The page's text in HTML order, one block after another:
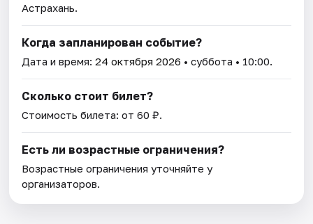
Астрахань.
Когда запланирован событие?
Дата и время:24 октября 2026 • суббота • 10:00.
Сколько стоит билет?
Стоимость билета: от 60 ₽.
Есть ли возрастные ограничения?
Возрастные ограничения уточняйте у
организаторов.